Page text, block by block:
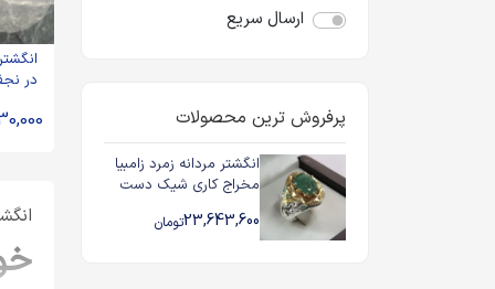
ارسال سریع
پرفروش ترین محصولات
انگشتر مردانه زمرد زامبیا
مخراج کاری شیک دست
89682
23,643,600تومان
در